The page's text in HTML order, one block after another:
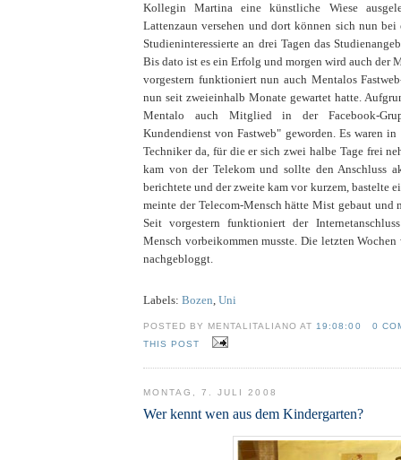
Kollegin Martina eine künstliche Wiese
Lattenzaun versehen und dort können sich nun
Studieninteressierte an drei Tagen das
Bis dato ist es ein Erfolg und morgen wird auch der
vorgestern funktioniert nun auch Mentalos
nun seit zweieinhalb Monate gewartet hatte.
Mentalo auch Mitglied in der Facebook-
Kundendienst von Fastweb" geworden. Es waren
Techniker da, für die er sich zwei halbe Tage frei
kam von der Telekom und sollte den Anschluss
berichtete und der zweite kam vor kurzem, bastelte
meinte der Telecom-Mensch hätte Mist gebaut und
Seit vorgestern funktioniert der
Mensch vorbeikommen musste. Die letzten Wochen
nachgebloggt.
Labels: Bozen, Uni
POSTED BY MENTALITALIANO AT 19:08:00
0
THIS POST
MONTAG, 7. JULI 2008
Wer kennt wen aus dem Kindergarten?